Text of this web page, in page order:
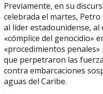
Previamente, en su
celebrada el martes,
al líder estadounidense,
«cómplice del genocidio»
«procedimientos
que perpetraron las
contra embarcaciones
aguas del Caribe.